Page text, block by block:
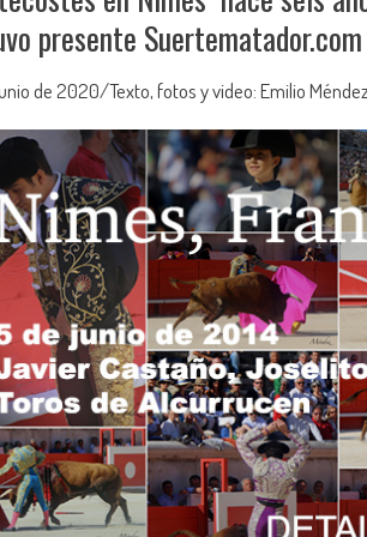
presente Suertematador.com
de 2020/Texto, fotos y video: Emilio